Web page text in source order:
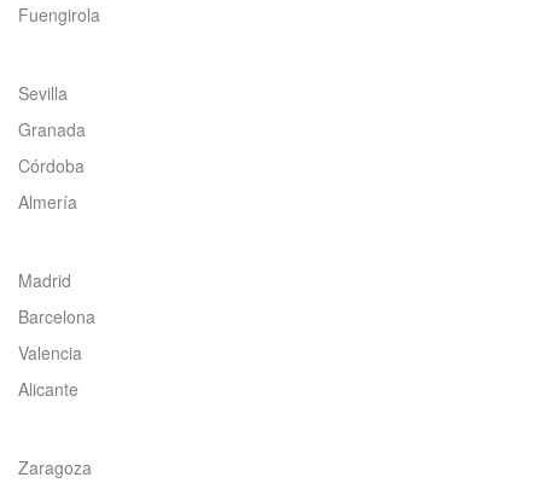
Fuengirola
Sevilla
Granada
Córdoba
Almería
Madrid
Barcelona
Valencia
Alicante
Zaragoza